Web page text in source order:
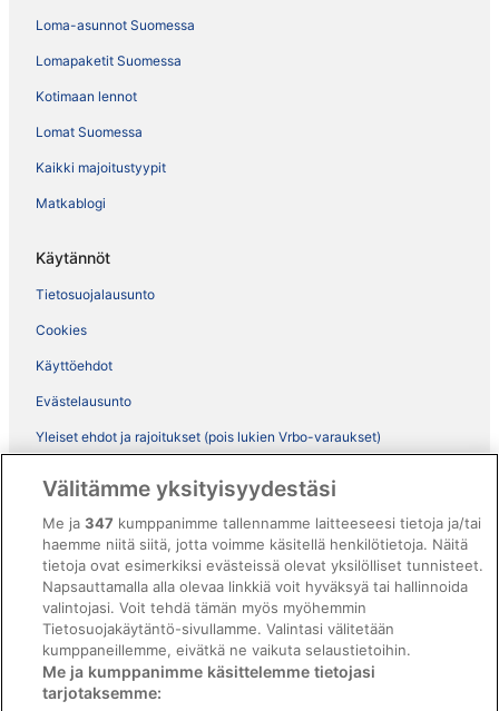
Loma-asunnot Suomessa
Lomapaketit Suomessa
Kotimaan lennot
Lomat Suomessa
Kaikki majoitustyypit
Matkablogi
Käytännöt
Tietosuojalausunto
Cookies
Käyttöehdot
Evästelausunto
Yleiset ehdot ja rajoitukset (pois lukien Vrbo-varaukset)
ebookers BONUS+ -ohjelman ehdot
Oikeudelliset tiedot / ota meihin yhteyttä
Sisältövaatimukset ja ilmoituksen tekeminen sisällöstä
Tuki
Ota yhteyttä
Välitämme yksityisyydestäsi
Me ja347 kumppanimme tallennamme laitteeseesi tietoja ja/tai
haemme niitä siitä, jotta voimme käsitellä henkilötietoja. Näitä
tietoja ovat esimerkiksi evästeissä olevat yksilölliset tunnisteet.
Napsauttamalla alla olevaa linkkiä voit hyväksyä tai hallinnoida
valintojasi. Voit tehdä tämän myös myöhemmin
Tietosuojakäytäntö-sivullamme. Valintasi välitetään
kumppaneillemme, eivätkä ne vaikuta selaustietoihin.
Me ja kumppanimme käsittelemme tietojasi
tarjotaksemme: